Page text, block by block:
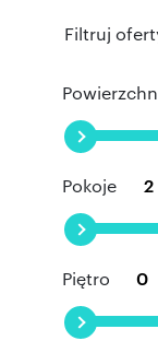
Filtruj
Pokoje
Piętro